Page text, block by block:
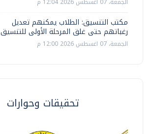
مكتب التنسيق: الطلاب يمكنهم تعديل
رغباتهم حتى غلق المرحلة الأولى للتنسيق
الجمعة، 07 اغسطس 2026 12:00 م
تحقيقات وحوارات